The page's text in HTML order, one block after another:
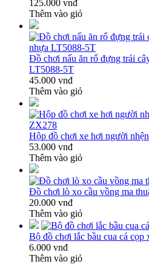
125.000 vnđ
Thêm vào giỏ
Đồ chơi nấu ăn rổ đựng trái
LT5088-5T
45.000 vnđ
Thêm vào giỏ
Hộp đồ chơi xe hơi người
53.000 vnđ
Thêm vào giỏ
Đồ chơi lò xo cầu vồng ma
20.000 vnđ
Thêm vào giỏ
Bộ đồ chơi lắc bầu cua cá cọp
6.000 vnđ
Thêm vào giỏ